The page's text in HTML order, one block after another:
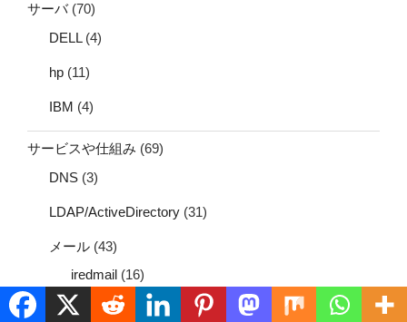
サーバ(70)
DELL(4)
hp (11)
IBM (4)
サービスや仕組み (69)
DNS (3)
LDAP/ActiveDirectory (31)
メール (43)
iredmail (16)
認証(1)